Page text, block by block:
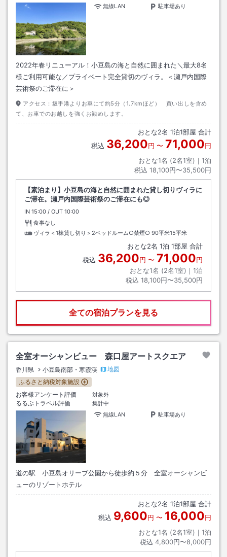
無線LAN 駐車場あり
2022年春リニューアル！小豆島の海と自然に囲まれた＼最大8名
様ご利用可能な／プライベート完全貸切のヴィラ。＜瀬戸内国際
芸術祭のご滞在に＞
アクセス： 坂手港よりお車にて約5分（1.7kmほど） 買い出しを含め
て、お車でのお越しを強くお勧めします。
おとな2名 1泊1部屋 合計
税込 36,200円 〜 71,000円
おとな1名 (2名1室)｜ 1泊
税込 18,100円〜35,500円
【素泊まり】小豆島の海と自然に囲まれた貸し切りヴィラに
ご滞在。瀬戸内国際芸術祭のご滞在にも◎
IN チェックイン
15:00 / OUT チェックアウト
10:00
食事なし
ヴィラ＜1棟貸し切り＞2ベッドルーム○禁煙○ 90平米15平米
おとな2名 1泊 1部屋 合計
税込 36,200円 〜 71,000円
おとな1名 (2名1室)｜ 1泊
税込 18,100円〜35,500円
全ての宿泊プランを見る
全室オーシャンビュー 森口屋アートスクエア
香川県 小豆島南部・寒霞渓
地図
ふるさと納税対象施設
お客様アンケート評価
対象外
るるぶトラベル評価
集計中
無線LAN
駐車場あり
道の駅 小豆島オリーブ公園から徒歩約５分 全室オーシャンビ
ューのリゾートホテル
おとな2名 1泊1部屋 合計
税込 9,600円 〜 16,000円
おとな1名 (2名1室)｜ 1泊
税込 4,800円〜8,000円